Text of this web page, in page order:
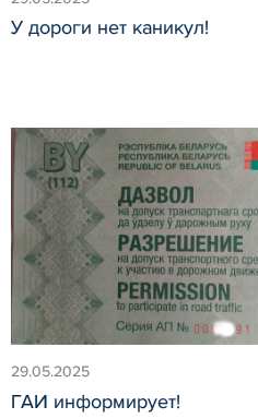
У дороги нет каникул!
29.05.2025
ГАИ информирует!